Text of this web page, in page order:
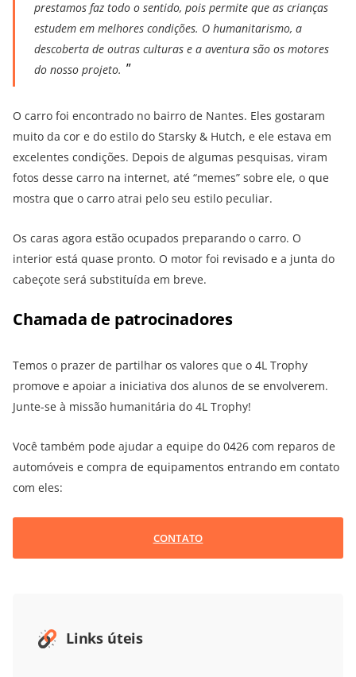
prestamos faz todo o sentido, pois permite que as crianças
estudem em melhores condições. O humanitarismo, a
descoberta de outras culturas e a aventura são os motores
do nosso projeto.
O carro foi encontrado no bairro de Nantes. Eles gostaram
muito da cor e do estilo do Starsky & Hutch, e ele estava em
excelentes condições. Depois de algumas pesquisas, viram
fotos desse carro na internet, até “memes” sobre ele, o que
mostra que o carro atrai pelo seu estilo peculiar.
Os caras agora estão ocupados preparando o carro. O
interior está quase pronto. O motor foi revisado e a junta do
cabeçote será substituída em breve.
Chamada de patrocinadores
Temos o prazer de partilhar os valores que o 4L Trophy
promove e apoiar a iniciativa dos alunos de se envolverem.
Junte-se à missão humanitária do 4L Trophy!
Você também pode ajudar a equipe do 0426 com reparos de
automóveis e compra de equipamentos entrando em contato
com eles:
CONTATO
Links úteis